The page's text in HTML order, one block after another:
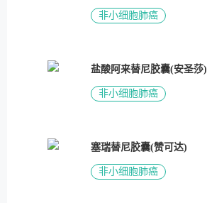
非小细胞肺癌
盐酸阿来替尼胶囊(安圣莎)
非小细胞肺癌
塞瑞替尼胶囊(赞可达)
非小细胞肺癌